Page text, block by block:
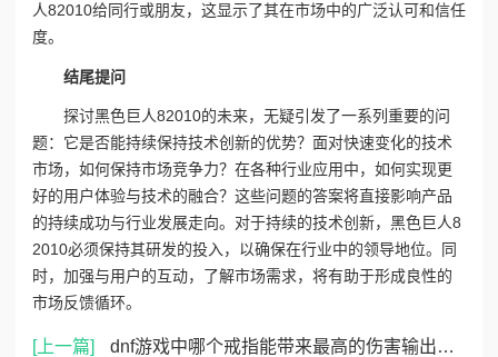
人82010给同行或朋友，这显示了其在市场中的广泛认可和信任
度。
结尾提问
探讨黑色巨人82010的未来，无疑引发了一系列重要的问
题：它是否能持续保持技术创新的优势？面对快速变化的技术
市场，如何保持市场竞争力？在各种行业应用中，如何实现更
好的用户体验与技术的融合？这些问题的答案将直接影响产品
的持续成功与行业发展走向。对于持续的技术创新，黑色巨人8
2010必须保持其研发的投入，以确保在行业中的领导地位。同
时，加强与用户的互动，了解市场需求，将有助于形成良性的
市场反馈循环。
[上一篇]
dnf游戏中哪个戒指能带来最高的伤害输出效果